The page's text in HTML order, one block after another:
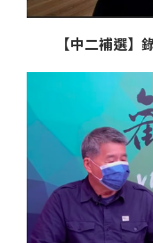
【中二補選